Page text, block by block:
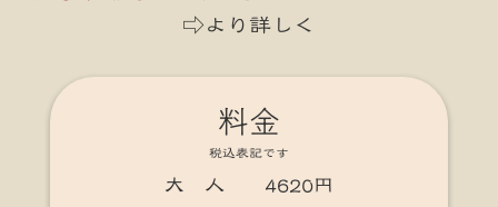
⇨より詳しく
料金
税込表記です
大 人 4620円